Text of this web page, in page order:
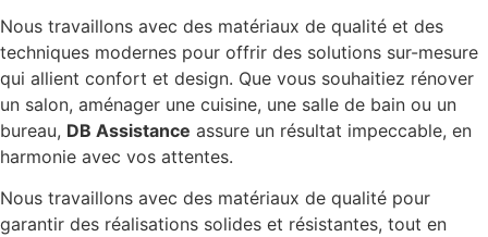
Nous travaillons avec des matériaux de qualité et des
techniques modernes pour offrir des solutions sur-mesure
qui allient confort et design. Que vous souhaitiez rénover
un salon, aménager une cuisine, une salle de bain ou un
bureau, DB Assistance assure un résultat impeccable, en
harmonie avec vos attentes.
Nous travaillons avec des matériaux de qualité pour
garantir des réalisations solides et résistantes, tout en